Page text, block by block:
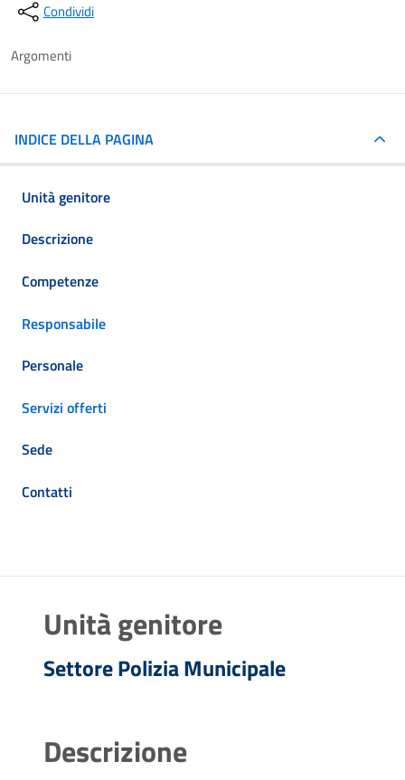
Condividi
Argomenti
INDICE DELLA PAGINA
Unità genitore
Descrizione
Competenze
Responsabile
Personale
Servizi offerti
Sede
Contatti
Unità genitore
Settore Polizia Municipale
Descrizione